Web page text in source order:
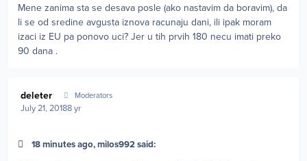
Mene zanima sta se desava posle (ako nastavim da boravim), da
li se od sredine avgusta iznova racunaju dani, ili ipak moram
izaci iz EU pa ponovo uci? Jer u tih prvih 180 necu imati preko
90 dana .
deleter Moderators
July 21, 20188 yr
18 minutes ago, milos992 said: